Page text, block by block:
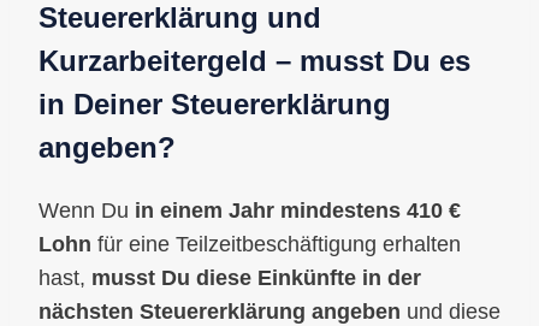
Steuererklärung und
Kurzarbeitergeld – musst Du es
in Deiner Steuererklärung
angeben?
Wenn Du in einem Jahr mindestens 410 €
Lohn für eine Teilzeitbeschäftigung erhalten
hast, musst Du diese Einkünfte in der
nächsten Steuererklärung angeben und diese